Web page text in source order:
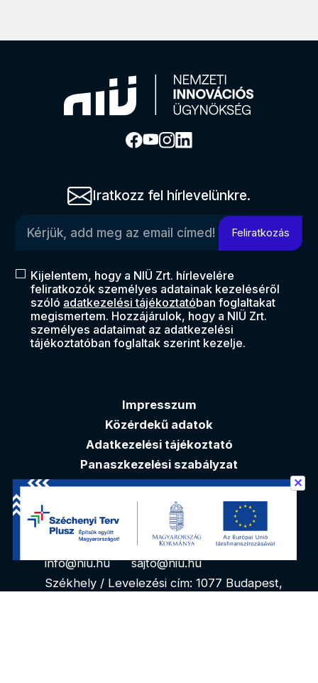
Iratkozz fel hírlevelünkre.
Feliratkozás
Kijelentem, hogy a NIÜ Zrt. hírlevelére
feliratkozók személyes adatainak kezeléséről
szóló adatkezelési tájékoztatóban foglaltakat
megismertem. Hozzájárulok, hogy a NIÜ Zrt.
személyes adataimat az adatkezelési
tájékoztatóban foglaltak szerint kezelje.
Impresszum
Közérdekű adatok
Adatkezelési tájékoztató
Panaszkezelési szabályzat
Akadálymentesítési nyilatkozat
Elérhetőségek
info@niu.hu
sajto@niu.hu
Székhely / Levelezési cím: 1077 Budapest,
✕